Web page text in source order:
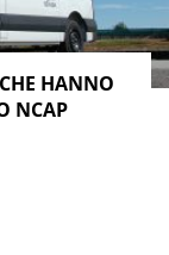
HANNO
NCAP